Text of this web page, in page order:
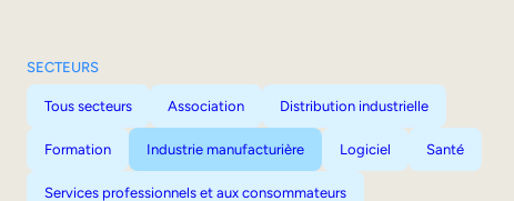
SECTEURS
Tous secteurs Association Distribution industrielle
Formation Industrie manufacturière Logiciel Santé
Services professionnels et aux consommateurs